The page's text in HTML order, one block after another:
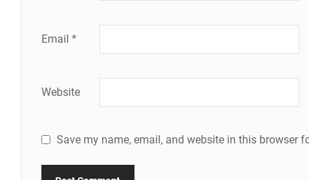
Email *
Website
Save my name, email, and website in this browser